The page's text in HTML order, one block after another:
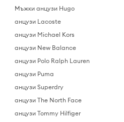
Мъжки анцузи Hugo
анцузи Lacoste
анцузи Michael Kors
анцузи New Balance
анцузи Polo Ralph Lauren
анцузи Puma
анцузи Superdry
анцузи The North Face
анцузи Tommy Hilfiger